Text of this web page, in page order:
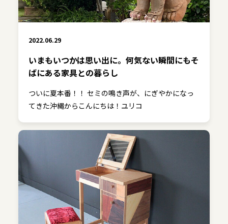
2022.06.29
いまもいつかは思い出に。何気ない瞬間にもそ
ばにある家具との暮らし
ついに夏本番！！ セミの鳴き声が、にぎやかになっ
てきた沖縄からこんにちは！ユリコ